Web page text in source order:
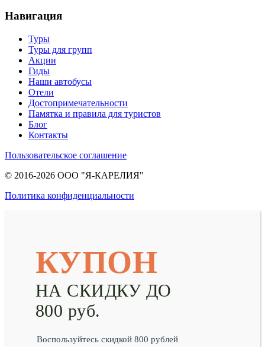
Навигация
Туры
Туры для групп
Акции
Гиды
Наши автобусы
Отели
Достопримечательности
Памятка и правила для туристов
Блог
Контакты
Пользовательское соглашение
© 2016-2026 ООО "Я-КАРЕЛИЯ"
Политика конфиденциальности
КУПОН
НА СКИДКУ ДО
800 руб.
Воспользуйтесь скидкой 800 рублей